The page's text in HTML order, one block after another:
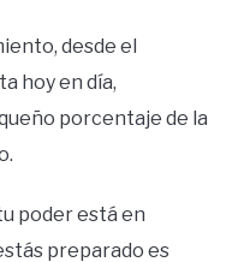
desde el
hoy en día,
porcentaje de la
poder está en
preparado es